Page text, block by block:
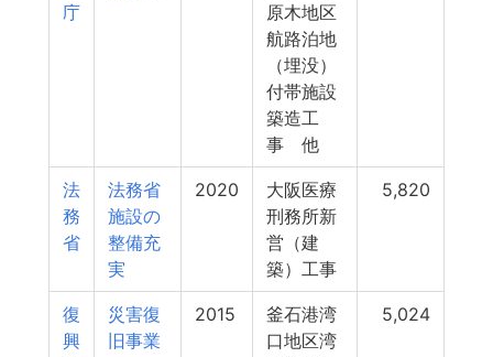
庁
原木地区
航路泊地
（埋没）
付帯施設
築造工
事 他
法
務
省
法務省
施設の
整備充
実
2020
大阪医療
刑務所新
営（建
築）工事
5,820
復
興
災害復
旧事業
2015
釜石港湾
口地区湾
5,024